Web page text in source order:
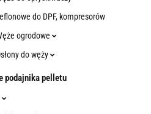
do DPF, kompresorów
ogrodowe
do węży
podajnika pelletu